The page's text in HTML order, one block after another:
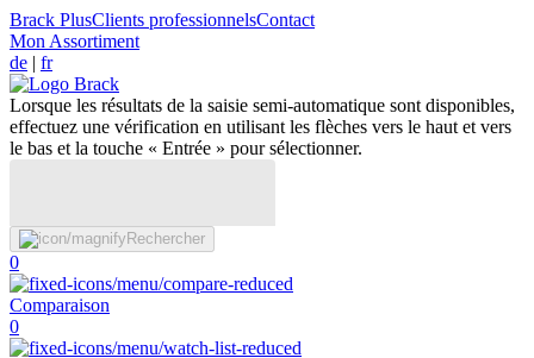
Brack PlusClients professionnelsContact
Mon Assortiment
de | fr
Lorsque les résultats de la saisie semi-automatique sont disponibles,
effectuez une vérification en utilisant les flèches vers le haut et vers
le bas et la touche « Entrée » pour sélectionner.
Rechercher
0
Comparaison
0